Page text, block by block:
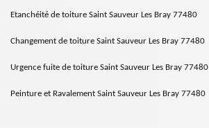
Etanchéité de toiture Saint Sauveur Les Bray 77480
Changement de toiture Saint Sauveur Les Bray 77480
Urgence fuite de toiture Saint Sauveur Les Bray 77480
Peinture et Ravalement Saint Sauveur Les Bray 77480